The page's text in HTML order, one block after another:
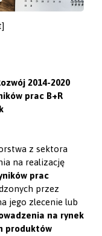
2014-2020
prac B+R
z sektora
na realizację
prac
przez
jego zlecenie lub
na rynek
produktów